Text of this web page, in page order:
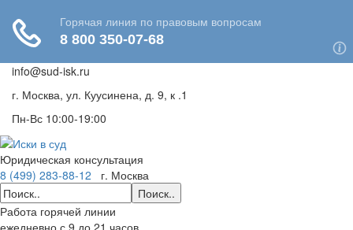
info@sud-isk.ru
г. Москва, ул. Куусинена, д. 9, к .1
Пн-Вс 10:00-19:00
Юридическая консультация
8 (499) 283-88-12
г. Москва
Поиск..
Работа горячей линии